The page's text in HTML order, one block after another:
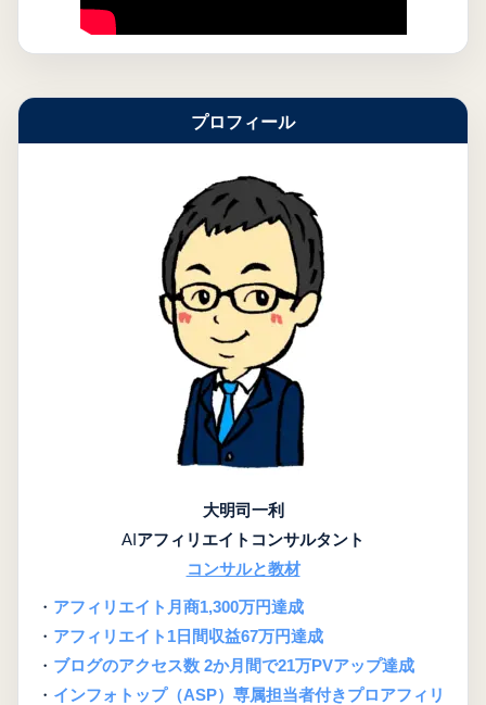
プロフィール
大明司一利
AIアフィリエイトコンサルタント
コンサルと教材
・ アフィリエイト月商1,300万円達成
・ アフィリエイト1日間収益67万円達成
・ ブログのアクセス数 2か月間で21万PVアップ達成
・ インフォトップ（ASP）専属担当者付きプロアフィリ